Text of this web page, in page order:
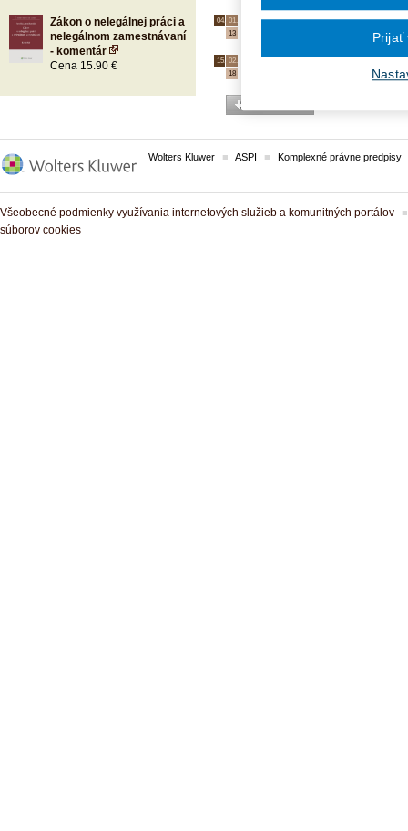
Zákon o nelegálnej práci a
nelegálnom zamestnávaní
- komentár
Cena 15.90 €
04. 01.
13
Mandátna zmluva a odvody
15. 02.
18
Odvody do poisťovní
Wolters Kluwer ASPI Komplexné právne predpisy
Všeobecné podmienky využívania internetových služieb a komunitných portálov
súborov cookies
Prijať